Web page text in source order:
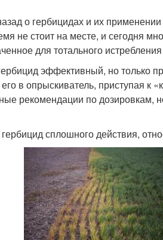
о гербицидах и их
не стоит на месте, и сегодня
для тотального
эффективный, но только
в опрыскиватель, приступая к
рекомендации по дозировкам,
сплошного действия,